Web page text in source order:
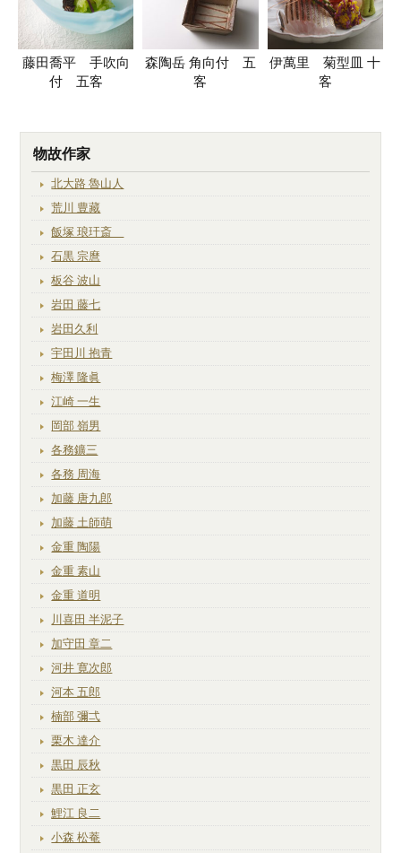
藤田喬平 手吹向
付 五客
森陶岳 角向付 五
客
伊萬里 菊型皿 十
客
物故作家
北大路 魯山人
荒川 豊藏
飯塚 琅玕斎
石黒 宗麿
板谷 波山
岩田 藤七
岩田久利
宇田川 抱青
梅澤 隆眞
江崎 一生
岡部 嶺男
各務鑛三
各務 周海
加藤 唐九郎
加藤 土師萌
金重 陶陽
金重 素山
金重 道明
川喜田 半泥子
加守田 章二
河井 寛次郎
河本 五郎
楠部 彌弌
栗木 達介
黒田 辰秋
黒田 正玄
鯉江 良二
小森 松菴